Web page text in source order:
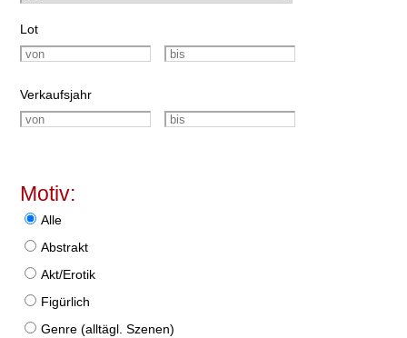
Lot
Verkaufsjahr
Motiv:
Alle
Abstrakt
Akt/Erotik
Figürlich
Genre (alltägl. Szenen)